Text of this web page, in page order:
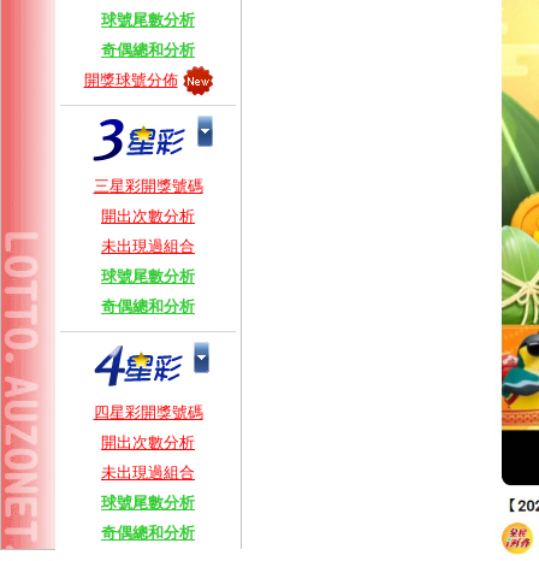
球號尾數分析
奇偶總和分析
開獎球號分佈
三星彩開獎號碼
開出次數分析
未出現過組合
球號尾數分析
奇偶總和分析
四星彩開獎號碼
開出次數分析
未出現過組合
球號尾數分析
奇偶總和分析